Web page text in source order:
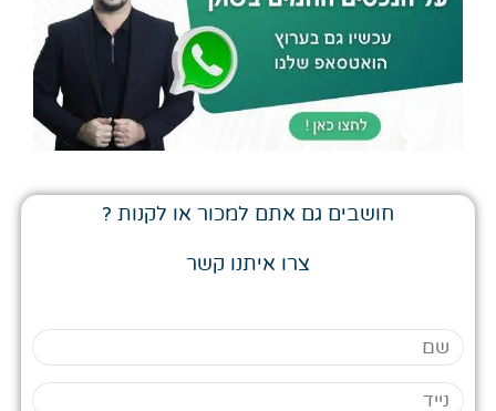
חושבים גם אתם למכור או לקנות ?
צרו איתנו קשר
שם
נייד